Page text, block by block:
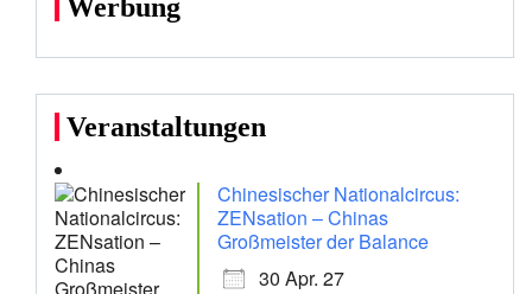
Werbung
Veranstaltungen
Chinesischer Nationalcircus:
ZENsation – Chinas
Großmeister der Balance
30 Apr. 27